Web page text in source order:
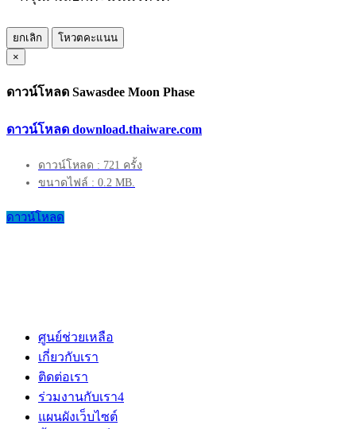
ยกเลิก
โหวตคะแนน
×
ดาวน์โหลด Sawasdee Moon Phase
ดาวน์โหลด download.thaiware.com
ดาวน์โหลด : 721 ครั้ง
ขนาดไฟล์ : 0.2 MB.
ดาวน์โหลด
ศูนย์ช่วยเหลือ
เกี่ยวกับเรา
ติดต่อเรา
ร่วมงานกับเรา4
แผนผังเว็บไซต์